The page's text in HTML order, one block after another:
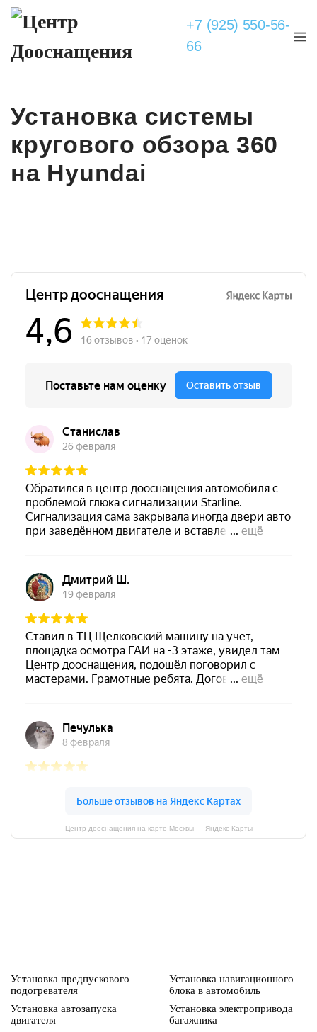
+7 (925) 550-56-
66
Установка системы
кругового обзора 360
на Hyundai
Центр дооснащения на карте Москвы — Яндекс Карты
Установка предпускового
подогревателя
Установка автозапуска
двигателя
Установка навигационного
блока в автомобиль
Установка электропривода
багажника